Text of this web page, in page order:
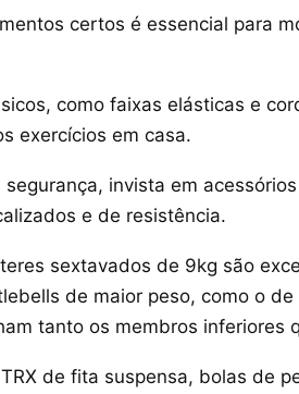
certos é essencial para
como faixas elásticas e
exercícios em casa.
invista em
e de resistência.
sextavados de 9kg são
de maior peso, como o
tanto os membros inferiores
de fita suspensa, bolas de